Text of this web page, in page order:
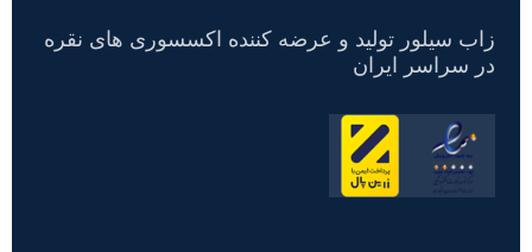
زاب سیلور تولید و عرضه کننده اکسسوری های نقره
در سراسر ایران